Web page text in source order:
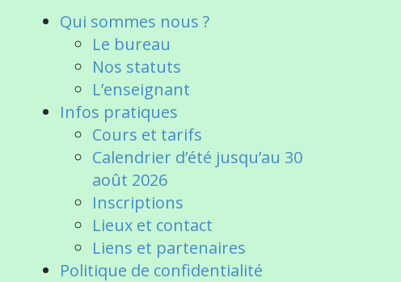
Qui sommes nous ?
Le bureau
Nos statuts
L’enseignant
Infos pratiques
Cours et tarifs
Calendrier d’été jusqu’au 30
août 2026
Inscriptions
Lieux et contact
Liens et partenaires
Politique de confidentialité